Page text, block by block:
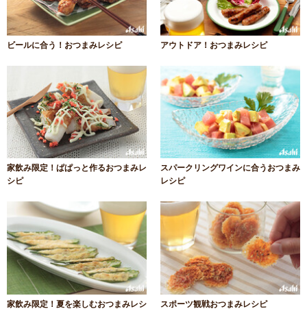
ビールに合う！おつまみレシピ アウトドア！おつまみレシピ
家飲み限定！ぱぱっと作るおつまみレ
シピ
スパークリングワインに合うおつまみ
レシピ
家飲み限定！夏を楽しむおつまみレシ
スポーツ観戦おつまみレシピ